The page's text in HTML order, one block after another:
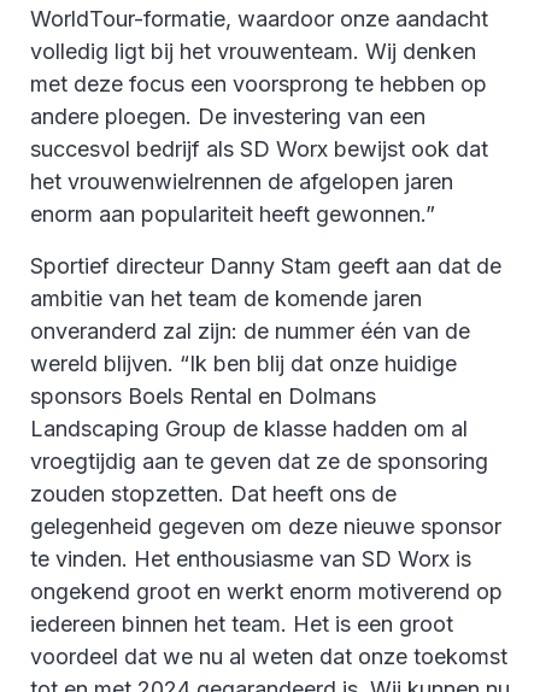
WorldTour-formatie, waardoor onze aandacht
volledig ligt bij het vrouwenteam. Wij denken
met deze focus een voorsprong te hebben op
andere ploegen. De investering van een
succesvol bedrijf als SD Worx bewijst ook dat
het vrouwenwielrennen de afgelopen jaren
enorm aan populariteit heeft gewonnen.”
Sportief directeur Danny Stam geeft aan dat de
ambitie van het team de komende jaren
onveranderd zal zijn: de nummer één van de
wereld blijven. “Ik ben blij dat onze huidige
sponsors Boels Rental en Dolmans
Landscaping Group de klasse hadden om al
vroegtijdig aan te geven dat ze de sponsoring
zouden stopzetten. Dat heeft ons de
gelegenheid gegeven om deze nieuwe sponsor
te vinden. Het enthousiasme van SD Worx is
ongekend groot en werkt enorm motiverend op
iedereen binnen het team. Het is een groot
voordeel dat we nu al weten dat onze toekomst